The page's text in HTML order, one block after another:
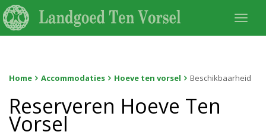
Home Accommodaties Hoeve ten vorsel Beschikbaarheid
Reserveren Hoeve Ten
Vorsel